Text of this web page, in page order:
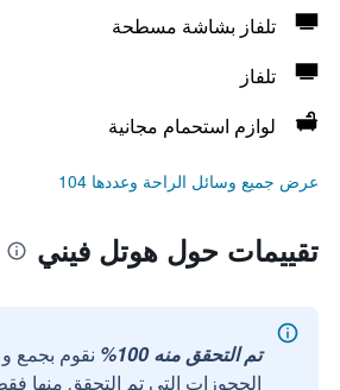
تلفاز بشاشة مسطحة
تلفاز
لوازم استحمام مجانية
عرض جميع وسائل الراحة وعددها 104
تقييمات حول هوتل فيني
تم التحقق منه 100%
نقوم بجمع
الحجوزات التي تم التحقق منها